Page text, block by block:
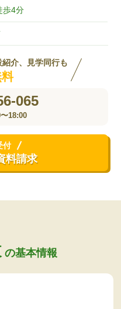
歩4分
介、見学同行も
065
18:00
付
料請求
の基本情報